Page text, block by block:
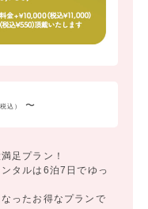
込） 〜
足プラン！
タルは6泊7日でゆっ
ったお得なプランで